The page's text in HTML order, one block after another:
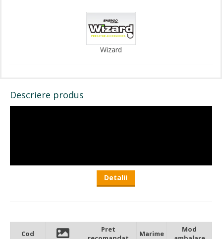
Wizard
Descriere produs
Tub conceput pentru protejarea elementelor de legatura ale
Detalii
Cod
Pret
Marime
Mod